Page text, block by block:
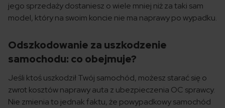
jego sprzedaży dostaniesz o wiele mniej niż za taki sam
model, który na swoim koncie nie ma naprawy po wypadku.
Odszkodowanie za uszkodzenie
samochodu: co obejmuje?
Jeśli ktoś uszkodził Twój samochód, możesz starać się o
zwrot kosztów naprawy auta z ubezpieczenia OC sprawcy.
Nie zmienia to jednak faktu, że powypadkowy samochód